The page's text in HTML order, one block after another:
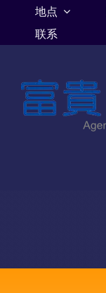
content
地点
联系